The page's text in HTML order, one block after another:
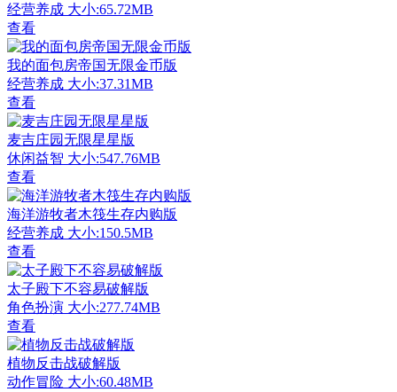
经营养成 大小:65.72MB
查看
我的面包房帝国无限金币版
经营养成 大小:37.31MB
查看
麦吉庄园无限星星版
休闲益智 大小:547.76MB
查看
海洋游牧者木筏生存内购版
经营养成 大小:150.5MB
查看
太子殿下不容易破解版
角色扮演 大小:277.74MB
查看
植物反击战破解版
动作冒险 大小:60.48MB